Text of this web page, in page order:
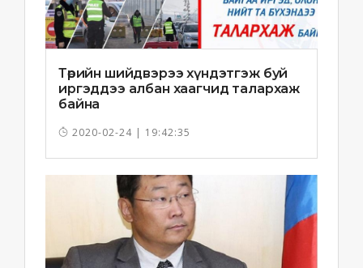
Төрийн шийдвэрээ хүндэтгэж буй
иргэддээ албан хаагчид талархаж
байна
2020-02-24 | 19:42:35